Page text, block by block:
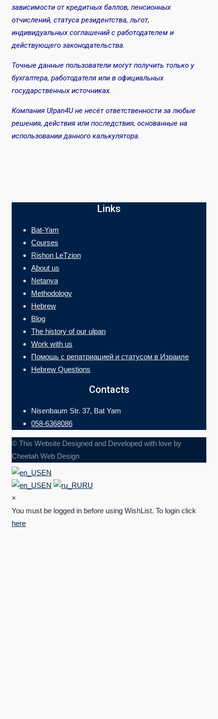
зависимости от кредитных баллов, пенсионных
отчислений, статуса резидентства, льгот,
индивидуальных соглашений с работодателем и
действующего законодательства.
Точные данные пользователи могут получить только у
бухгалтера, работодателя или в официальных
государственных источниках.
Компания Ulpan4U не несёт ответственности за любые
решения, действия или последствия, основанные на
использовании данного калькулятора.
Links
Bat-Yam
Courses
Rishon LeTzion
About us
Netanya
Methodology
Hebrew
Blog
The history of our ulpan
Work with us
Помощь с репатриацией и статусом в Израиле
Hebrew Questions
Contacts
Nisenbaum Str. 37, Bat Yam
058-6368086
© This Website Designed and Developed with love by
Cheetah Web Design
EN
EN
RU
×
You must be logged in before using WishList. To login click
here